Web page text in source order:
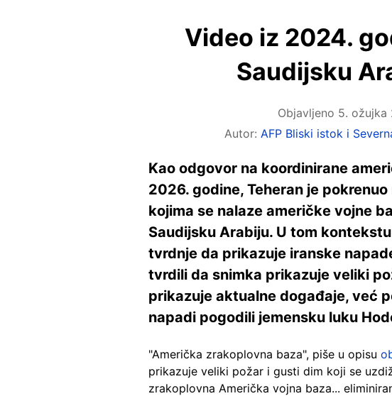
Video iz 2024.
Saudijsku
Objavljeno 5. ožujka
Autor: AFP Bliski istok i
Kao odgovor na koordinirane
2026. godine, Teheran je
kojima se nalaze američke vojne
Saudijsku Arabiju. U tom
tvrdnje da prikazuje iranske
tvrdili da snimka prikazuje veliki
prikazuje aktualne događaje, već
napadi pogodili jemensku luku
"Američka zrakoplovna baza", piše u opisu
prikazuje veliki požar i gusti dim koji se
zrakoplovna Američka vojna baza...